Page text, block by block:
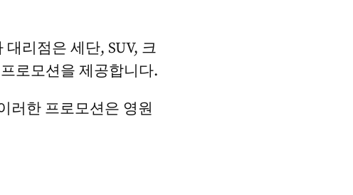
리점은 세단, SUV, 크
로모션을 제공합니다.
러한 프로모션은 영원